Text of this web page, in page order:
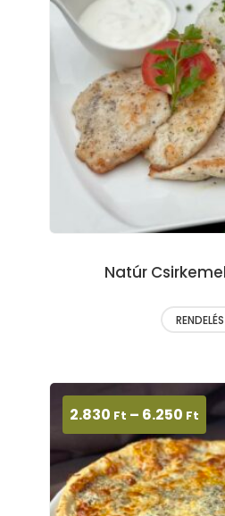
Natúr
RENDELÉS
2.830 Ft – 6.250 Ft